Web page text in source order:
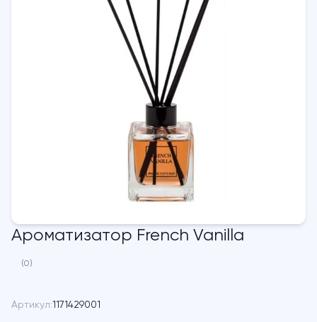
Ароматизатор French Vanilla
(0)
Артикул:1171429001